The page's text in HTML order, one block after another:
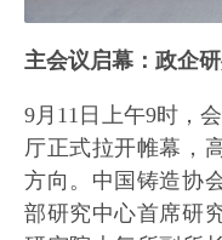
主会议启幕：政企
9月11日上午9时，
厅正式拉开帷幕，
方向。中国铸造协
部研究中心首席研